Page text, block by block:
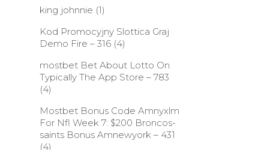
king johnnie (1)
Kod Promocyjny Slottica Graj
Demo Fire – 316(4)
‎mostbet Bet About Lotto On
Typically The App Store – 783
(4)
Mostbet Bonus Code Amnyxlm
For Nfl Week 7: $200 Broncos-
saints Bonus Amnewyork – 431
(4)